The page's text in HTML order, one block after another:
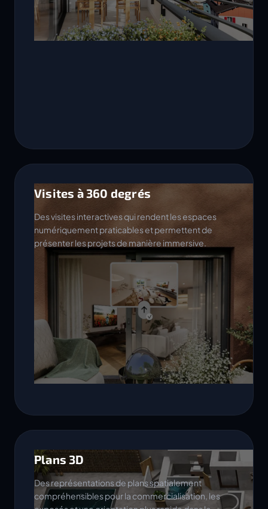
Visites à 360 degrés
Des visites interactives qui rendent les espaces
numériquement praticables et permettent de
présenter les projets de manière immersive.
Plans 3D
Des représentations de plans spatialement
compréhensibles pour la commercialisation, les